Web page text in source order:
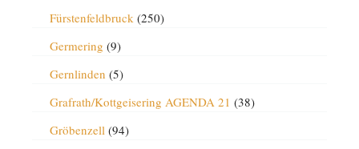
Fürstenfeldbruck(250)
Germering (9)
Gernlinden (5)
Grafrath/Kottgeisering AGENDA 21 (38)
Gröbenzell(94)